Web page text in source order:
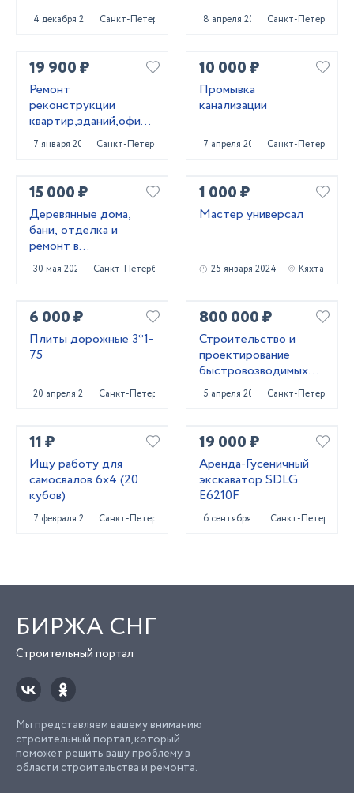
4 декабря 2024 Санкт-Петербург 8 апреля 2022 Санкт-Петербург
19 900 ₽
Ремонт
реконструкции
квартир,зданий,офисных
помещений
7 января 2022 Санкт-Петербург
10 000 ₽
Промывка
канализации
7 апреля 2022 Санкт-Петербург
15 000 ₽
Деревянные дома,
бани, отделка и
ремонт в
Приозерском и
Выборгском районах
30 мая 2025 Санкт-Петербург
1 000 ₽
Мастер универсал
25 января 2024 Кяхта
6 000 ₽
Плиты дорожные 3*1-
75
20 апреля 2023 Санкт-Петербург
800 000 ₽
Строительство и
проектирование
быстровозводимых
зданий для бизнеса
5 апреля 2024 Санкт-Петербург
11 ₽
Ищу работу для
самосвалов 6х4 (20
кубов)
7 февраля 2023 Санкт-Петербург
19 000 ₽
Аренда-Гусеничный
экскаватор SDLG
E6210F
6 сентября 2023Санкт-Петербург
БИРЖА СНГ
Строительный портал
Мы представляем вашему вниманию
строительный портал, который
поможет решить вашу проблему в
области строительства и ремонта.